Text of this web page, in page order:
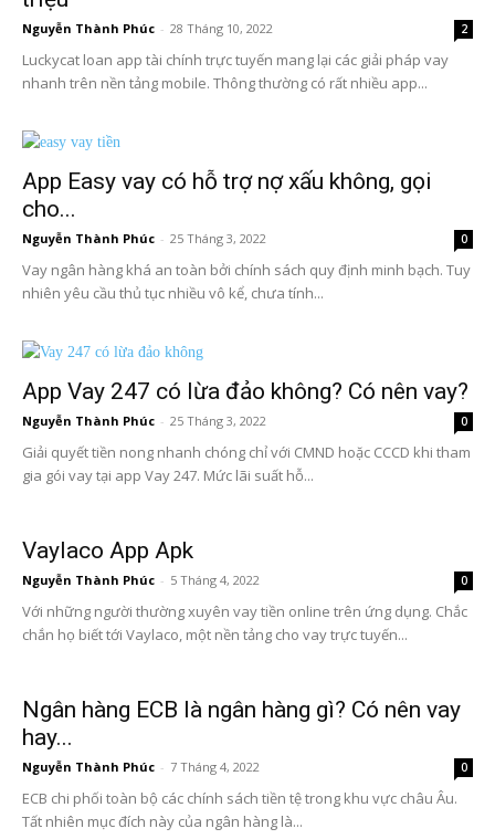
Nguyễn Thành Phúc - 28 Tháng 10, 2022 2
Luckycat loan app tài chính trực tuyến mang lại các giải pháp vay
nhanh trên nền tảng mobile. Thông thường có rất nhiều app...
App Easy vay có hỗ trợ nợ xấu không, gọi
cho...
Nguyễn Thành Phúc - 25 Tháng 3, 2022 0
Vay ngân hàng khá an toàn bởi chính sách quy định minh bạch. Tuy
nhiên yêu cầu thủ tục nhiều vô kể, chưa tính...
App Vay 247 có lừa đảo không? Có nên vay?
Nguyễn Thành Phúc - 25 Tháng 3, 2022 0
Giải quyết tiền nong nhanh chóng chỉ với CMND hoặc CCCD khi tham
gia gói vay tại app Vay 247. Mức lãi suất hỗ...
Vaylaco App Apk
Nguyễn Thành Phúc - 5 Tháng 4, 2022 0
Với những người thường xuyên vay tiền online trên ứng dụng. Chắc
chắn họ biết tới Vaylaco, một nền tảng cho vay trực tuyến...
Ngân hàng ECB là ngân hàng gì? Có nên vay
hay...
Nguyễn Thành Phúc - 7 Tháng 4, 2022 0
ECB chi phối toàn bộ các chính sách tiền tệ trong khu vực châu Âu.
Tất nhiên mục đích này của ngân hàng là...